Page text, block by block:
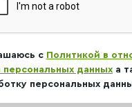
с Политикой в
персональных данных а
персональных